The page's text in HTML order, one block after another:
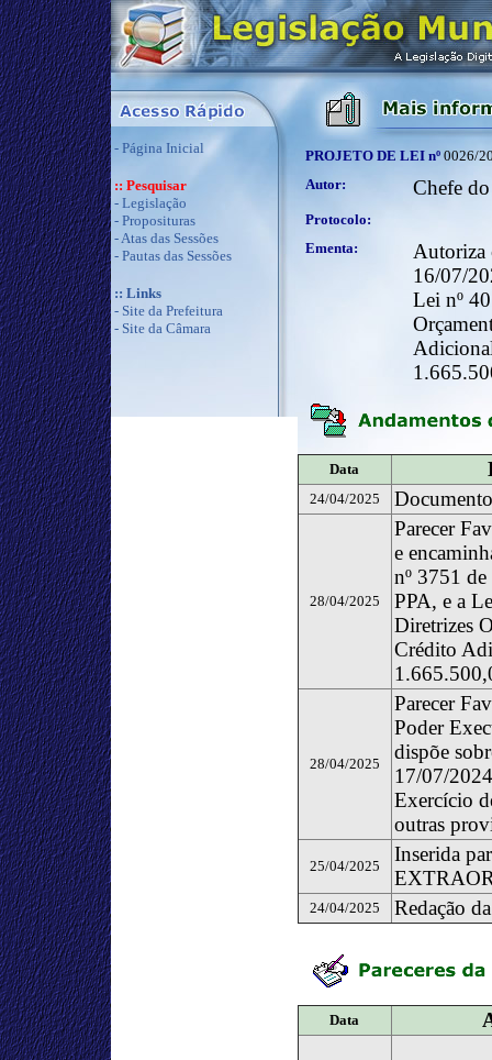
- Página Inicial
:: Pesquisar
- Legislação
- Proposituras
-Atas das Sessões
- Pautas das Sessões
:: Links
- Site da Prefeitura
- Site da Câmara
PROJETO DE LEI nº 0026/
Autor:
Chefe
Protocolo:
Ementa:
Autoriza
16/07/
Lei nº
Data
24/04/2025
28/04/2025
Parecer
e
nº 3751
PPA, e a
Diretrizes
Crédito
28/04/2025
Parecer
Poder
dispõe
17/07/
Exercício
outras
25/04/2025
Inserida
24/04/2025 Redação
Data